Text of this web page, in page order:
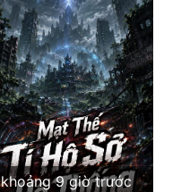
khoảng 9 giờ trước